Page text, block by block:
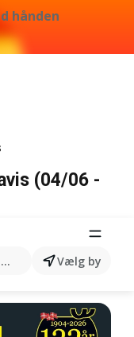
hånden
Vælg by
(04/06 -